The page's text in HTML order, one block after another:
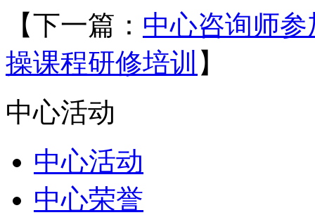
【下一篇： 中心咨询师
操课程研修培训 】
中心活动
中心活动
中心荣誉